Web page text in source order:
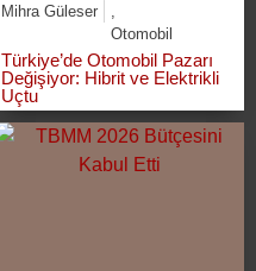
Mihra Güleser
Otomobil
Türkiye’de Otomobil Pazarı
Değişiyor: Hibrit ve Elektrikli
Uçtu